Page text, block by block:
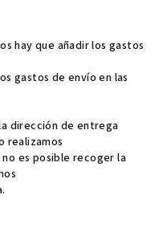
hay que añadir los gastos
gastos de envío en las
dirección de entrega
realizamos
es posible recoger la